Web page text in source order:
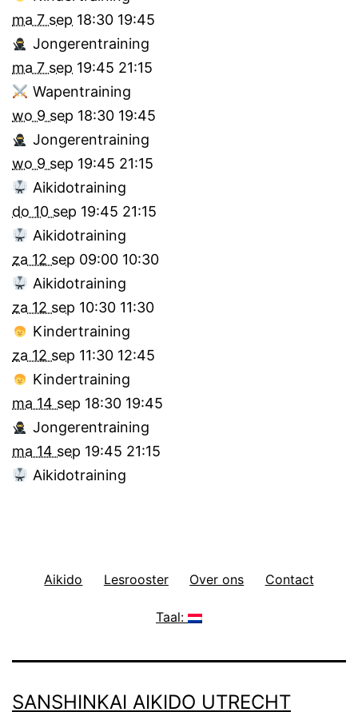
ma 7 sep 18:30 19:45
Jongerentraining
ma 7 sep 19:45 21:15
Wapentraining
wo 9 sep 18:30 19:45
Jongerentraining
wo 9 sep 19:45 21:15
Aikidotraining
do 10 sep 19:45 21:15
Aikidotraining
za 12 sep 09:00 10:30
Aikidotraining
za 12 sep 10:30 11:30
Kindertraining
za 12 sep 11:30 12:45
Kindertraining
ma 14 sep 18:30 19:45
Jongerentraining
ma 14 sep 19:45 21:15
Aikidotraining
Aikido Lesrooster Over ons Contact
Taal:
SANSHINKAI AIKIDO UTRECHT